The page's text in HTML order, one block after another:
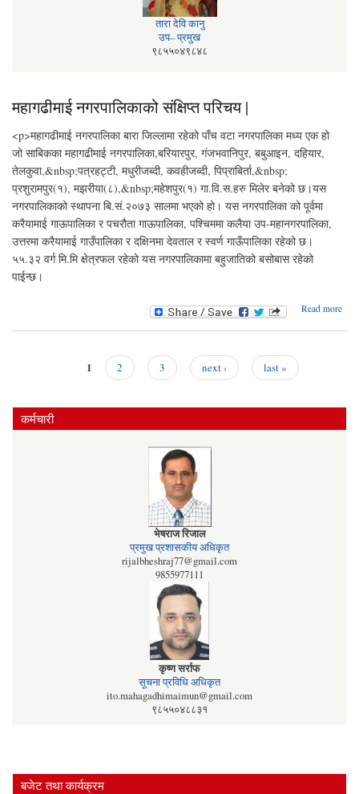
तारा देवि कानु
उप– प्रमुख
९८५५०४९८४८
महागढीमाई नगरपालिकाको संक्षिप्त परिचय |
<p>महागढीमाई नगरपालिका बारा जिल्लामा रहेको पाँच वटा नगरपालिका मध्य एक हो
जो साबिकका महागढीमाई नगरपालिका,बरियारपुर, गंजभवानिपुर, बबुआइन, दहियार,
तेलकुवा,&nbsp;पत्रहट्टी, मधुरीजब्दी, कवहीजब्दी, पिप्राबिर्ता,&nbsp;
प्रशुरामपुर(१), मझरीया(८),&nbsp;महेशपुर(१) गा.वि.स.हरु मिलेर बनेको छ।यस
नगरपालिकाको स्थापना बि.सं.२०७३ सालमा भएको हो। यस नगरपालिका को पूर्वमा
करैयामाई गाऊपालिका र पचरौता गाऊपालिका, पश्‍चिममा कलैया उप-महानगरपालिका,
उत्तरमा करैयामाई गाउँपालिका र दक्षिनमा देवताल र स्वर्ण गाऊँपालिका रहेको छ।
५५.३२ वर्ग मि.मि क्षेत्रफल रहेको यस नगरपालिकामा बहुजातिको बसोबास रहेको
पाईन्छ।
Read more
1 2 3 next › last »
कर्मचारी
भेषराज रिजाल
प्रमुख प्रशासकीय अधिकृत
rijalbheshraj77@gmail.com
9855977111
कृष्ण सर्राफ
सूचना प्रविधि अधिकृत
ito.mahagadhimaimun@gmail.com
९८५५०४८८३१
बजेट तथा कार्यक्रम